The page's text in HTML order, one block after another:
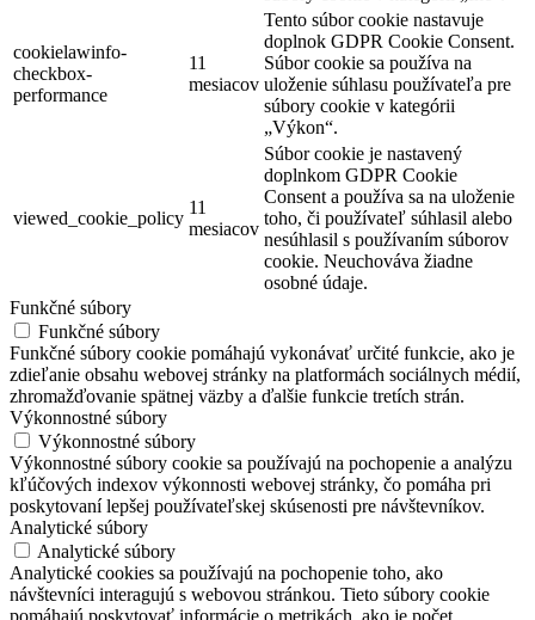
cookielawinfo-
checkbox-
performance
11
mesiacov
Tento súbor cookie nastavuje
doplnok GDPR Cookie Consent.
Súbor cookie sa používa na
uloženie súhlasu používateľa pre
súbory cookie v kategórii
„Výkon“.
viewed_cookie_policy
11
mesiacov
Súbor cookie je nastavený
doplnkom GDPR Cookie
Consent a používa sa na uloženie
toho, či používateľ súhlasil alebo
nesúhlasil s používaním súborov
cookie. Neuchováva žiadne
osobné údaje.
Funkčné súbory
Funkčné súbory
Funkčné súbory cookie pomáhajú vykonávať určité funkcie, ako je
zdieľanie obsahu webovej stránky na platformách sociálnych médií,
zhromažďovanie spätnej väzby a ďalšie funkcie tretích strán.
Výkonnostné súbory
Výkonnostné súbory
Výkonnostné súbory cookie sa používajú na pochopenie a analýzu
kľúčových indexov výkonnosti webovej stránky, čo pomáha pri
poskytovaní lepšej používateľskej skúsenosti pre návštevníkov.
Analytické súbory
Analytické súbory
Analytické cookies sa používajú na pochopenie toho, ako
návštevníci interagujú s webovou stránkou. Tieto súbory cookie